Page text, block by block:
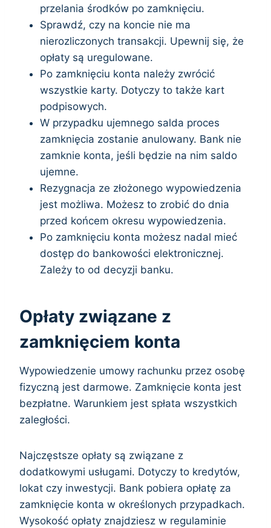
przelania środków po zamknięciu.
Sprawdź, czy na koncie nie ma
nierozliczonych transakcji. Upewnij się, że
opłaty są uregulowane.
Po zamknięciu konta należy zwrócić
wszystkie karty. Dotyczy to także kart
podpisowych.
W przypadku ujemnego salda proces
zamknięcia zostanie anulowany. Bank nie
zamknie konta, jeśli będzie na nim saldo
ujemne.
Rezygnacja ze złożonego wypowiedzenia
jest możliwa. Możesz to zrobić do dnia
przed końcem okresu wypowiedzenia.
Po zamknięciu konta możesz nadal mieć
dostęp do bankowości elektronicznej.
Zależy to od decyzji banku.
Opłaty związane z
zamknięciem konta
Wypowiedzenie umowy rachunku przez osobę
fizyczną jest darmowe. Zamknięcie konta jest
bezpłatne. Warunkiem jest spłata wszystkich
zaległości.
Najczęstsze opłaty są związane z
dodatkowymi usługami. Dotyczy to kredytów,
lokat czy inwestycji. Bank pobiera opłatę za
zamknięcie konta w określonych przypadkach.
Wysokość opłaty znajdziesz w regulaminie